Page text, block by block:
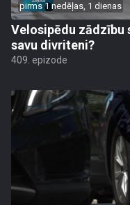
pirms 1 nedēļas, 1 dienas
Velosipēdu zādzību
savu divriteni?
409. epizode